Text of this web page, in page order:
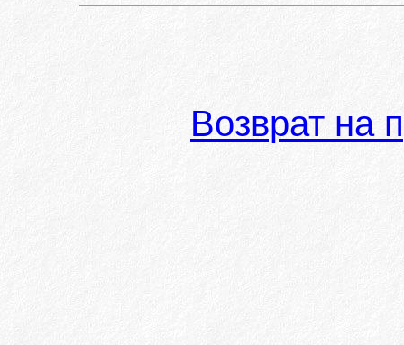
Возврат на